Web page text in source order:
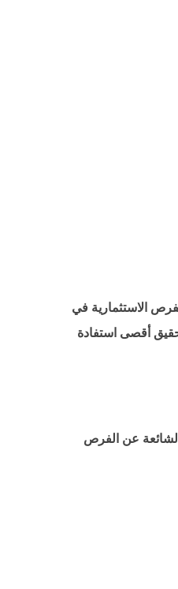
الفرص الاستثمارية في
أقصى استفادة
الشائعة عن الفرص